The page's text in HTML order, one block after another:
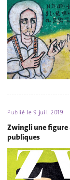
Publié le 9 juil. 2019
Zwingli une figure
publiques